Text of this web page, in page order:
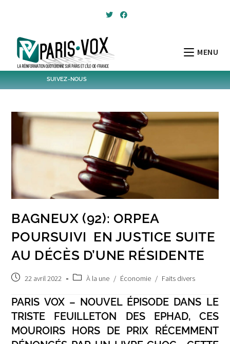
MENU
SUIVEZ-NOUS
Twitter
Post
BAGNEUX (92): ORPEA
POURSUIVI EN JUSTICE SUITE
AU DÉCÈS D’UNE RÉSIDENTE
Post22 avril 2022
PostÀ la une / Économie / Faits divers
PARIS VOX – NOUVEL ÉPISODE DANS LE
TRISTE FEUILLETON DES EPHAD, CES
MOUROIRS HORS DE PRIX RÉCEMMENT